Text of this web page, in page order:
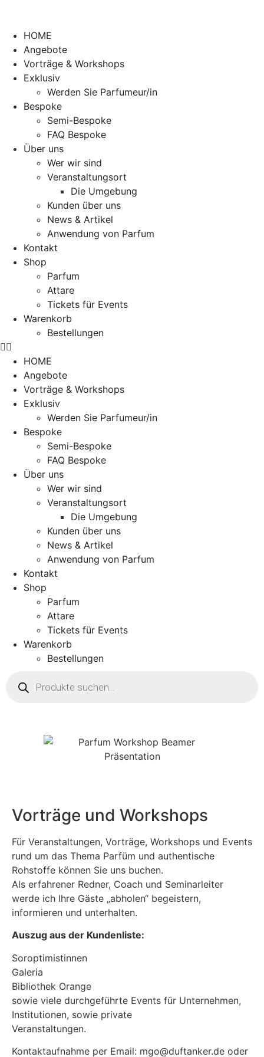
HOME
Angebote
Vorträge & Workshops
Exklusiv
Werden Sie Parfumeur/in
Bespoke
Semi-Bespoke
FAQ Bespoke
Über uns
Wer wir sind
Veranstaltungsort
Die Umgebung
Kunden über uns
News & Artikel
Anwendung von Parfum
Kontakt
Shop
Parfum
Attare
Tickets für Events
Warenkorb
Bestellungen
HOME
Angebote
Vorträge & Workshops
Exklusiv
Werden Sie Parfumeur/in
Bespoke
Semi-Bespoke
FAQ Bespoke
Über uns
Wer wir sind
Veranstaltungsort
Die Umgebung
Kunden über uns
News & Artikel
Anwendung von Parfum
Kontakt
Shop
Parfum
Attare
Tickets für Events
Warenkorb
Bestellungen
Vorträge und Workshops
Für Veranstaltungen, Vorträge, Workshops und Events
rund um das Thema Parfüm und authentische
Rohstoffe können Sie uns buchen.
Als erfahrener Redner, Coach und Seminarleiter
werde ich Ihre Gäste „abholen“ begeistern,
informieren und unterhalten.
Auszug aus der Kundenliste:
Soroptimistinnen
Galeria
Bibliothek Orange
sowie viele durchgeführte Events für Unternehmen,
Institutionen, sowie private
Veranstaltungen.
Kontaktaufnahme per Email: mgo@duftanker.de oder